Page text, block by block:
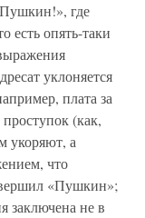
где
есть опять-таки
уклоняется
плата за
(как,
укоряют, а
что
«Пушкин»;
заключена не в